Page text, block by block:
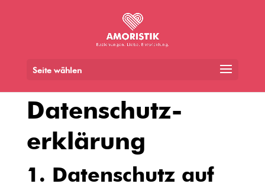
Seite wählen
Datenschutz­
erklärung
1. Datenschutz auf